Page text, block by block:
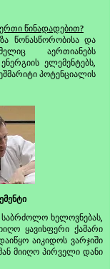
წინადადებით?
წონასწორობისა და
აერთიანებს
ელემენტებს,
პოტენციალის
საბრძოლო ხელოვნებას,
ყავისფერი ქამარი
აიკიდოს ვარჯიში
მიიღო პირველი დანი